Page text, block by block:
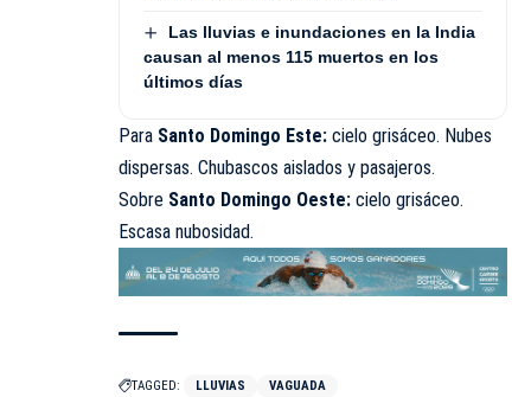
Las lluvias e inundaciones en la India
causan al menos 115 muertos en los
últimos días
Para Santo Domingo Este: cielo grisáceo. Nubes
dispersas. Chubascos aislados y pasajeros.
Sobre Santo Domingo Oeste: cielo grisáceo.
Escasa nubosidad.
TAGGED: LLUVIAS VAGUADA